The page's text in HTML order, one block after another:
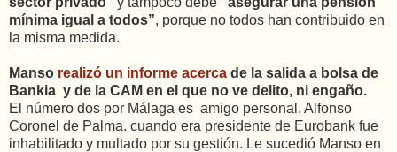
mínima igual a todos”, porque no todos han contribuido en
la misma medida.
Manso realizó un informe acerca de la salida a bolsa de
Bankia y de la CAM en el que no ve delito, ni engaño.
El número dos por Málaga es amigo personal, Alfonso
Coronel de Palma. cuando era presidente de Eurobank fue
inhabilitado y multado por su gestión. Le sucedió Manso en